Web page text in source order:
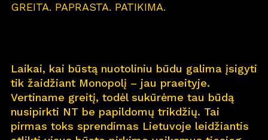
GREITA. PAPRASTA. PATIKIMA.
Laikai, kai būstą nuotoliniu būdu galima įsigyti
tik žaidžiant Monopolį – jau praeityje.
Vertiname greitį, todėl sukūrėme tau būdą
nusipirkti NT be papildomų trikdžių. Tai
pirmas toks sprendimas Lietuvoje leidžiantis